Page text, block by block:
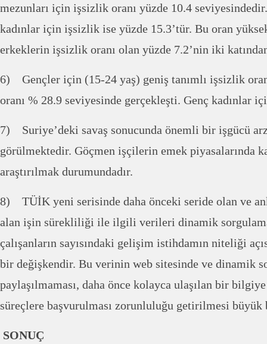
mezunları için işsizlik oranı yüzde 10.4
kadınlar için işsizlik ise yüzde 15.3’tür. Bu oran
erkeklerin işsizlik oranı olan yüzde 7.2’nin iki
6) Gençler için (15-24 yaş) geniş tanımlı işsizlik
oranı % 28.9 seviyesinde gerçekleşti. Genç kadınlar
7) Suriye’deki savaş sonucunda önemli bir işgücü
görülmektedir. Göçmen işçilerin emek piyasalarında
araştırılmak durumundadır.
8) TÜİK yeni serisinde daha önceki seride olan ve
alan işin sürekliliği ile ilgili verileri dinamik
çalışanların sayısındaki gelişim istihdamın niteliği
bir değişkendir. Bu verinin web sitesinde ve dinamik
paylaşılmaması, daha önce kolayca ulaşılan bir
süreçlere başvurulması zorunluluğu getirilmesi
SONUÇ